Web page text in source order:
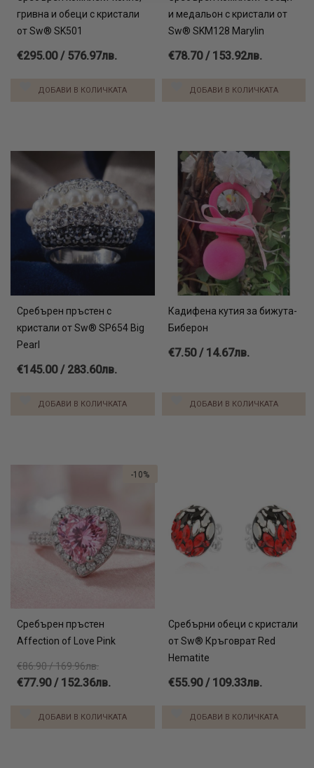
гривна и обеци с кристали
от Sw® SK501
€295.00 / 576.97лв.
ДОБАВИ В КОЛИЧКАТА
и медальон с кристали от
Sw® SKM128 Marylin
€78.70 / 153.92лв.
ДОБАВИ В КОЛИЧКАТА
Сребърен пръстен с
кристали от Sw® SP654 Big
Pearl
€145.00 / 283.60лв.
ДОБАВИ В КОЛИЧКАТА
Кадифена кутия за бижута-
Биберон
€7.50 / 14.67лв.
ДОБАВИ В КОЛИЧКАТА
Сребърен пръстен
Affection of Love Pink
€86.90 / 169.96лв.
€77.90 / 152.36лв.
ДОБАВИ В КОЛИЧКАТА
-10%
Сребърни обеци с кристали
от Sw® Кръговрат Red
Hematite
€55.90 / 109.33лв.
ДОБАВИ В КОЛИЧКАТА